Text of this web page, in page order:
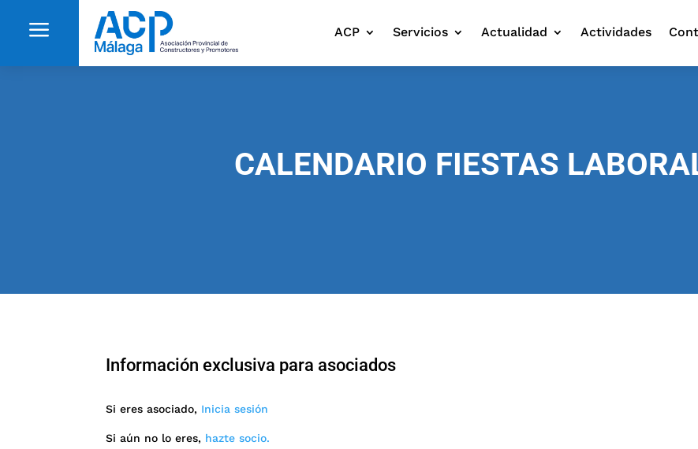
a ACP Servicios Actualidad Actividades
CALENDARIO FIESTAS
Información exclusiva para asociados
Si eres asociado, Inicia sesión
Si aún no lo eres, hazte socio.